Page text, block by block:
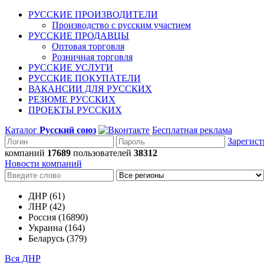
РУССКИЕ ПРОИЗВОДИТЕЛИ
Производство с русским участием
РУССКИЕ ПРОДАВЦЫ
Оптовая торговля
Розничная торговля
РУССКИЕ УСЛУГИ
РУССКИЕ ПОКУПАТЕЛИ
ВАКАНСИИ ДЛЯ РУССКИХ
РЕЗЮМЕ РУССКИХ
ПРОЕКТЫ РУССКИХ
Каталог Русский союз
Бесплатная реклама
компаний 17689 пользователей 38312
Новости компаний
ДНР (61)
ЛНР (42)
Россия (16890)
Украина (164)
Беларусь (379)
Вся ДНР